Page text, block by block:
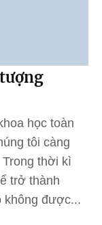
học toàn
tôi càng
thời kì
trở thành
không được...